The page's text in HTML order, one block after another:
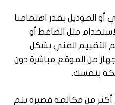
أو الموديل بقدر اهتمامنا
مثل الضاغط أو
التقييم الفني بشكل
من الموقع مباشرة دون
بنفسك.
أكثر من مكالمة قصيرة يتم